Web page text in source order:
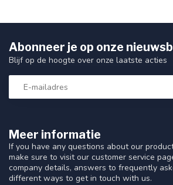
Meer informatie
If you have any questions about our
make sure to visit our customer service
company details, answers to frequently
different ways to get in touch with us.
Abonneer je op onze
Blijf op de hoogte over onze laatste acties